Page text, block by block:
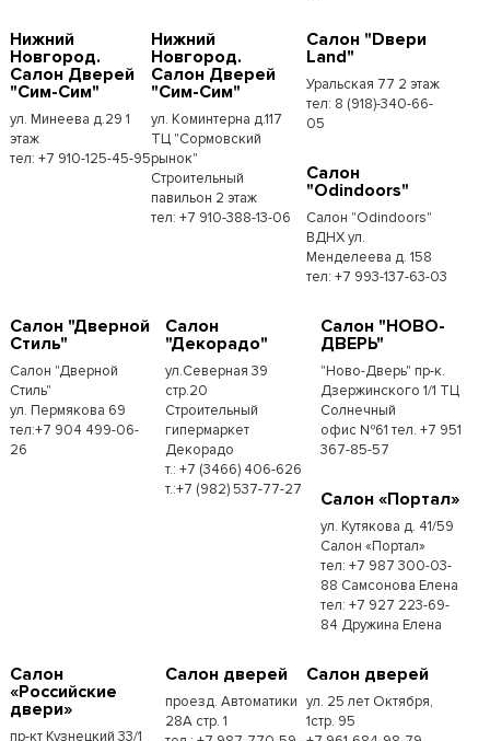
Нижний
Новгород.
Салон Дверей
"Сим-Сим"
ул. Минеева д.29 1
этаж
тел: +7 910-125-45-95
Нижний
Новгород.
Салон Дверей
"Сим-Сим"
ул. Коминтерна д.117
ТЦ "Сормовский
рынок"
Строительный
павильон 2 этаж
тел: +7 910-388-13-06
Салон "Dвери
Land"
Уральская 77 2 этаж
тел: 8 (918)-340-66-
05
Салон
"Odindoors"
Салон "Odindoors"
ВДНХ ул.
Менделеева д. 158
тел: +7 993-137-63-03
Салон "Дверной
Стиль"
Салон "Дверной
Стиль"
ул. Пермякова 69
тел:+7 904 499-06-
26
Салон
"Декорадо"
ул.Северная 39
стр.20
Строительный
гипермаркет
Декорадо
т.: +7 (3466) 406-626
т.:+7 (982) 537-77-27
Салон "НОВО-
ДВЕРЬ"
"Ново-Дверь" пр-к.
Дзержинского 1/1 ТЦ
Солнечный
офис №61 тел. +7 951
367-85-57
Салон «Портал»
ул. Кутякова д. 41/59
Салон «Портал»
тел: +7 987 300-03-
88 Самсонова Елена
тел: +7 927 223-69-
84 Дружина Елена
Салон
«Российские
двери»
пр-кт Кузнецкий 33/1
Салон дверей
проезд. Автоматики
28А стр. 1
Салон дверей
ул. 25 лет Октября,
1стр. 95